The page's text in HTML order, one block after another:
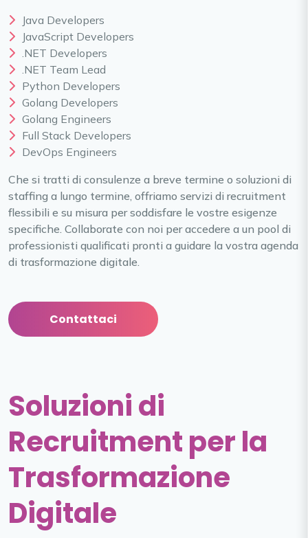
Java Developers
JavaScript Developers
.NET Developers
.NET Team Lead
Python Developers
Golang Developers
Golang Engineers
Full Stack Developers
DevOps Engineers
Che si tratti di consulenze a breve termine o soluzioni di
staffing a lungo termine, offriamo servizi di recruitment
flessibili e su misura per soddisfare le vostre esigenze
specifiche. Collaborate con noi per accedere a un pool di
professionisti qualificati pronti a guidare la vostra agenda
di trasformazione digitale.
Contattaci
Soluzioni di
Recruitment per la
Trasformazione
Digitale